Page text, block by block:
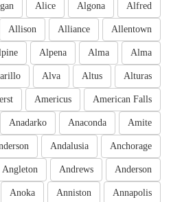
Alfred
Algona
Alice
Allentown
Alliance
Allison
Alma
Alma
Alpena
Alturas
Altus
Alva
American Falls
Americus
Amite
Anaconda
Anadarko
Anchorage
Andalusia
Anderson
Andrews
Angleton
Annapolis
Anniston
Anoka